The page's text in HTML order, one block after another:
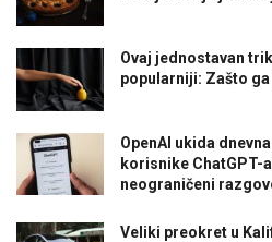
Ovaj jednostavan
popularniji: Zašto
OpenAI ukida
korisnike ChatGPT-
neograničeni
Veliki preokret u